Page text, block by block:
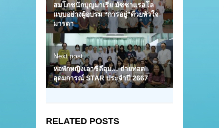
สมโภชนักบุญมาเรีย มัซซาแรลโล
แบบอย่างผู้อบรม “การอยู่”ด้วยหัวใจ
มารดา
Next post
หอพักหญิงเอาซีลีอุม… ถ่ายทอด
อุดมการณ์ STAR ประจำปี 2667
RELATED POSTS